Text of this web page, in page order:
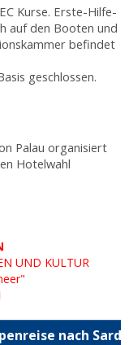
Kurse. Erste-Hilfe-
auf den Booten und
befindet
geschlossen.
Palau organisiert
Hotelwahl
UND KULTUR
nach